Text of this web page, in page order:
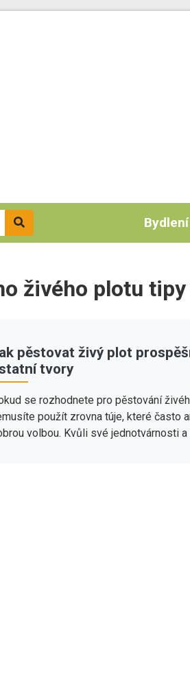
Bydlení
živého plotu tipy
pěstovat živý plot
tvory
se rozhodnete pro pěstování
použít zrovna túje, které často
volbou. Kvůli své jednotvárnosti a